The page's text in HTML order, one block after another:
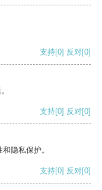
支持[0] 反对[0]
支持[0] 反对[0]
隐私保护。
支持[0] 反对[0]